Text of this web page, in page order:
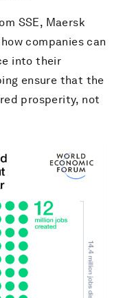
SSE, Maersk
companies can
into their
ensure that the
prosperity, not